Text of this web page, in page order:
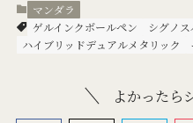
マンダラ
ゲルインクボールペン
シグノ
ハイブリッドデュアルメタリック
よかったら